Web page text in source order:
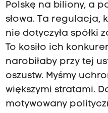
Polskę na biliony, a
słowa. Ta regulacja,
nie dotyczyła spółki
To kosiło ich
narobiłaby przy tej
oszustw. Myśmy
większymi stratami.
motywowany